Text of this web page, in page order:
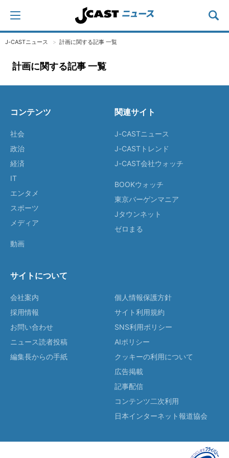
J-CASTニュース 計画に関する記事 一覧
計画に関する記事 一覧
コンテンツ
社会
政治
経済
IT
エンタメ
スポーツ
メディア
動画
関連サイト
J-CASTニュース
J-CASTトレンド
J-CAST会社ウォッチ
BOOKウォッチ
東京バーゲンマニア
Jタウンネット
ゼロまる
サイトについて
会社案内
採用情報
お問い合わせ
ニュース読者投稿
編集長からの手紙
個人情報保護方針
サイト利用規約
SNS利用ポリシー
AIポリシー
クッキーの利用について
広告掲載
記事配信
コンテンツ二次利用
日本インターネット報道協会